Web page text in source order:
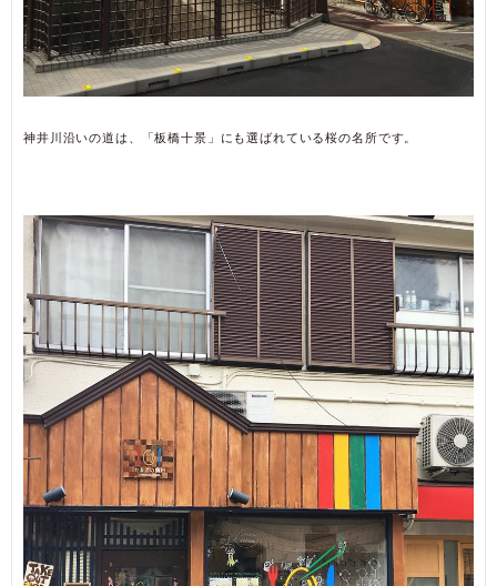
神井川沿いの道は、「板橋十景」にも選ばれている桜の名所です。